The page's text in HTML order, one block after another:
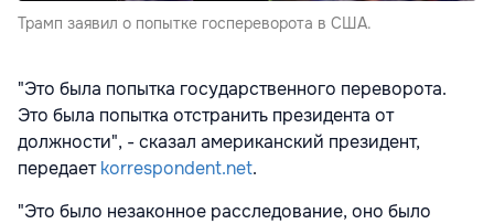
Трамп заявил о попытке госпереворота в США.
"Это была попытка государственного переворота.
Это была попытка отстранить президента от
должности", - сказал американский президент,
передаетkorrespondent.net.
"Это было незаконное расследование, оно было